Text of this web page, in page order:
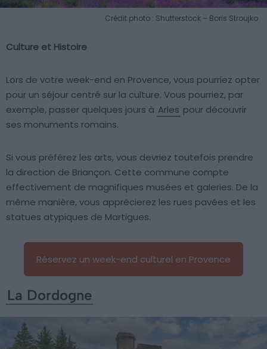
Crédit photo : Shutterstock – Boris Stroujko
Culture et Histoire
Lors de votre week-end en Provence, vous pourriez opter
pour un séjour centré sur la culture. Vous pourriez, par
exemple, passer quelques jours à Arles pour découvrir
ses monuments romains.
Si vous préférez les arts, vous devriez toutefois prendre
la direction de Briançon. Cette commune compte
effectivement de magnifiques musées et galeries. De la
même manière, vous apprécierez les rues pavées et les
statues atypiques de Martigues.
Réservez un week-end culturel en Provence
La Dordogne